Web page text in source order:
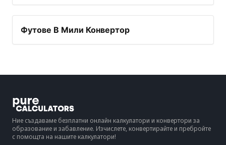
Футове В Мили Конвертор
Ние създаваме безплатни онлайн калкулатори и конвертори за
образование и забавление. Изчислете, конвертирайте и пребройте
с помощта на нашите калкулатори!